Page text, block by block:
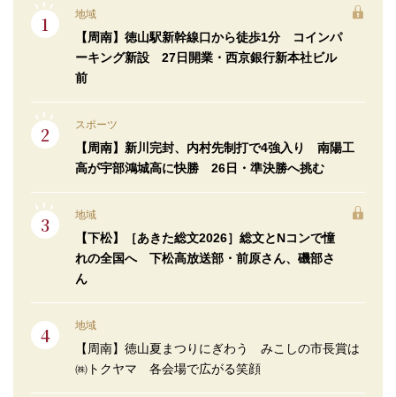
地域
【周南】徳山駅新幹線口から徒歩1分 コインパ
ーキング新設 27日開業・西京銀行新本社ビル
前
スポーツ
【周南】新川完封、内村先制打で4強入り 南陽工
高が宇部鴻城高に快勝 26日・準決勝へ挑む
地域
【下松】［あきた総文2026］総文とNコンで憧
れの全国へ 下松高放送部・前原さん、磯部さ
ん
地域
【周南】徳山夏まつりにぎわう みこしの市長賞は
㈱トクヤマ 各会場で広がる笑顔